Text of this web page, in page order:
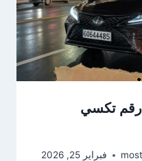
تكسي
فبراير 25, 2026